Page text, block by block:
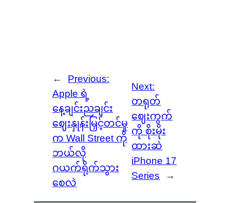
←
Previous:
Apple ရဲ့
နေ့ချင်းညချင်း
ဈေးနှုန်းမြှင့်တင်မှု
က Wall Street ကို
ဘယ်လို
ဂယက်ရိုက်သွား
စေလဲ
Next:
တရုတ်
ဈေးကွက်
ကို စိုးမိုး
ထားဆဲ
iPhone 17
Series
→